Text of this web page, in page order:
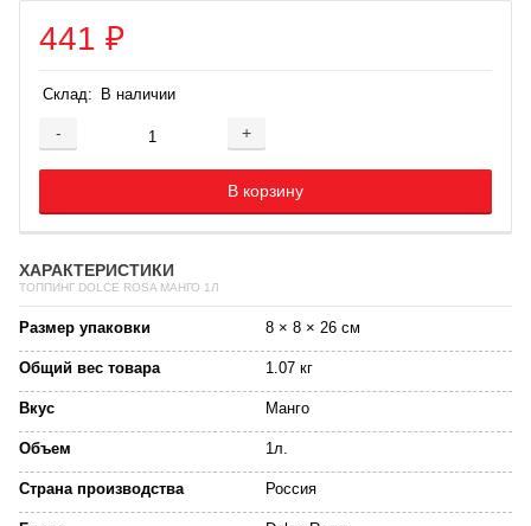
441 ₽
Склад: В наличии
- +
Добавляется...
В корзину
Добавлен
ХАРАКТЕРИСТИКИ
ТОППИНГ DOLCE ROSA МАНГО 1Л
Размер упаковки 8 × 8 × 26 см
Общий вес товара 1.07 кг
Вкус Манго
Объем 1л.
Страна производства Россия